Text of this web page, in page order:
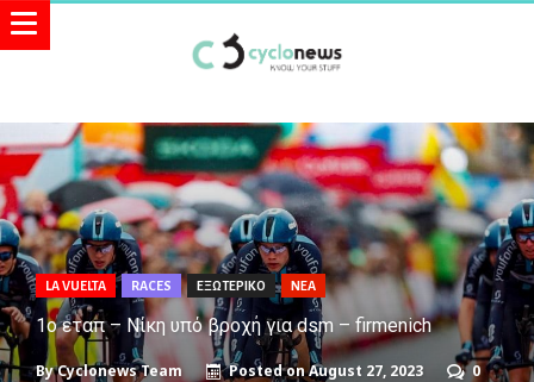
LA VUELTA RACES ΕΞΩΤΕΡΙΚΟ ΝΕΑ
1ο εταπ – Νίκη υπό βροχή για dsm – firmenich
ByCyclonews Team Posted onAugust 27, 2023
0